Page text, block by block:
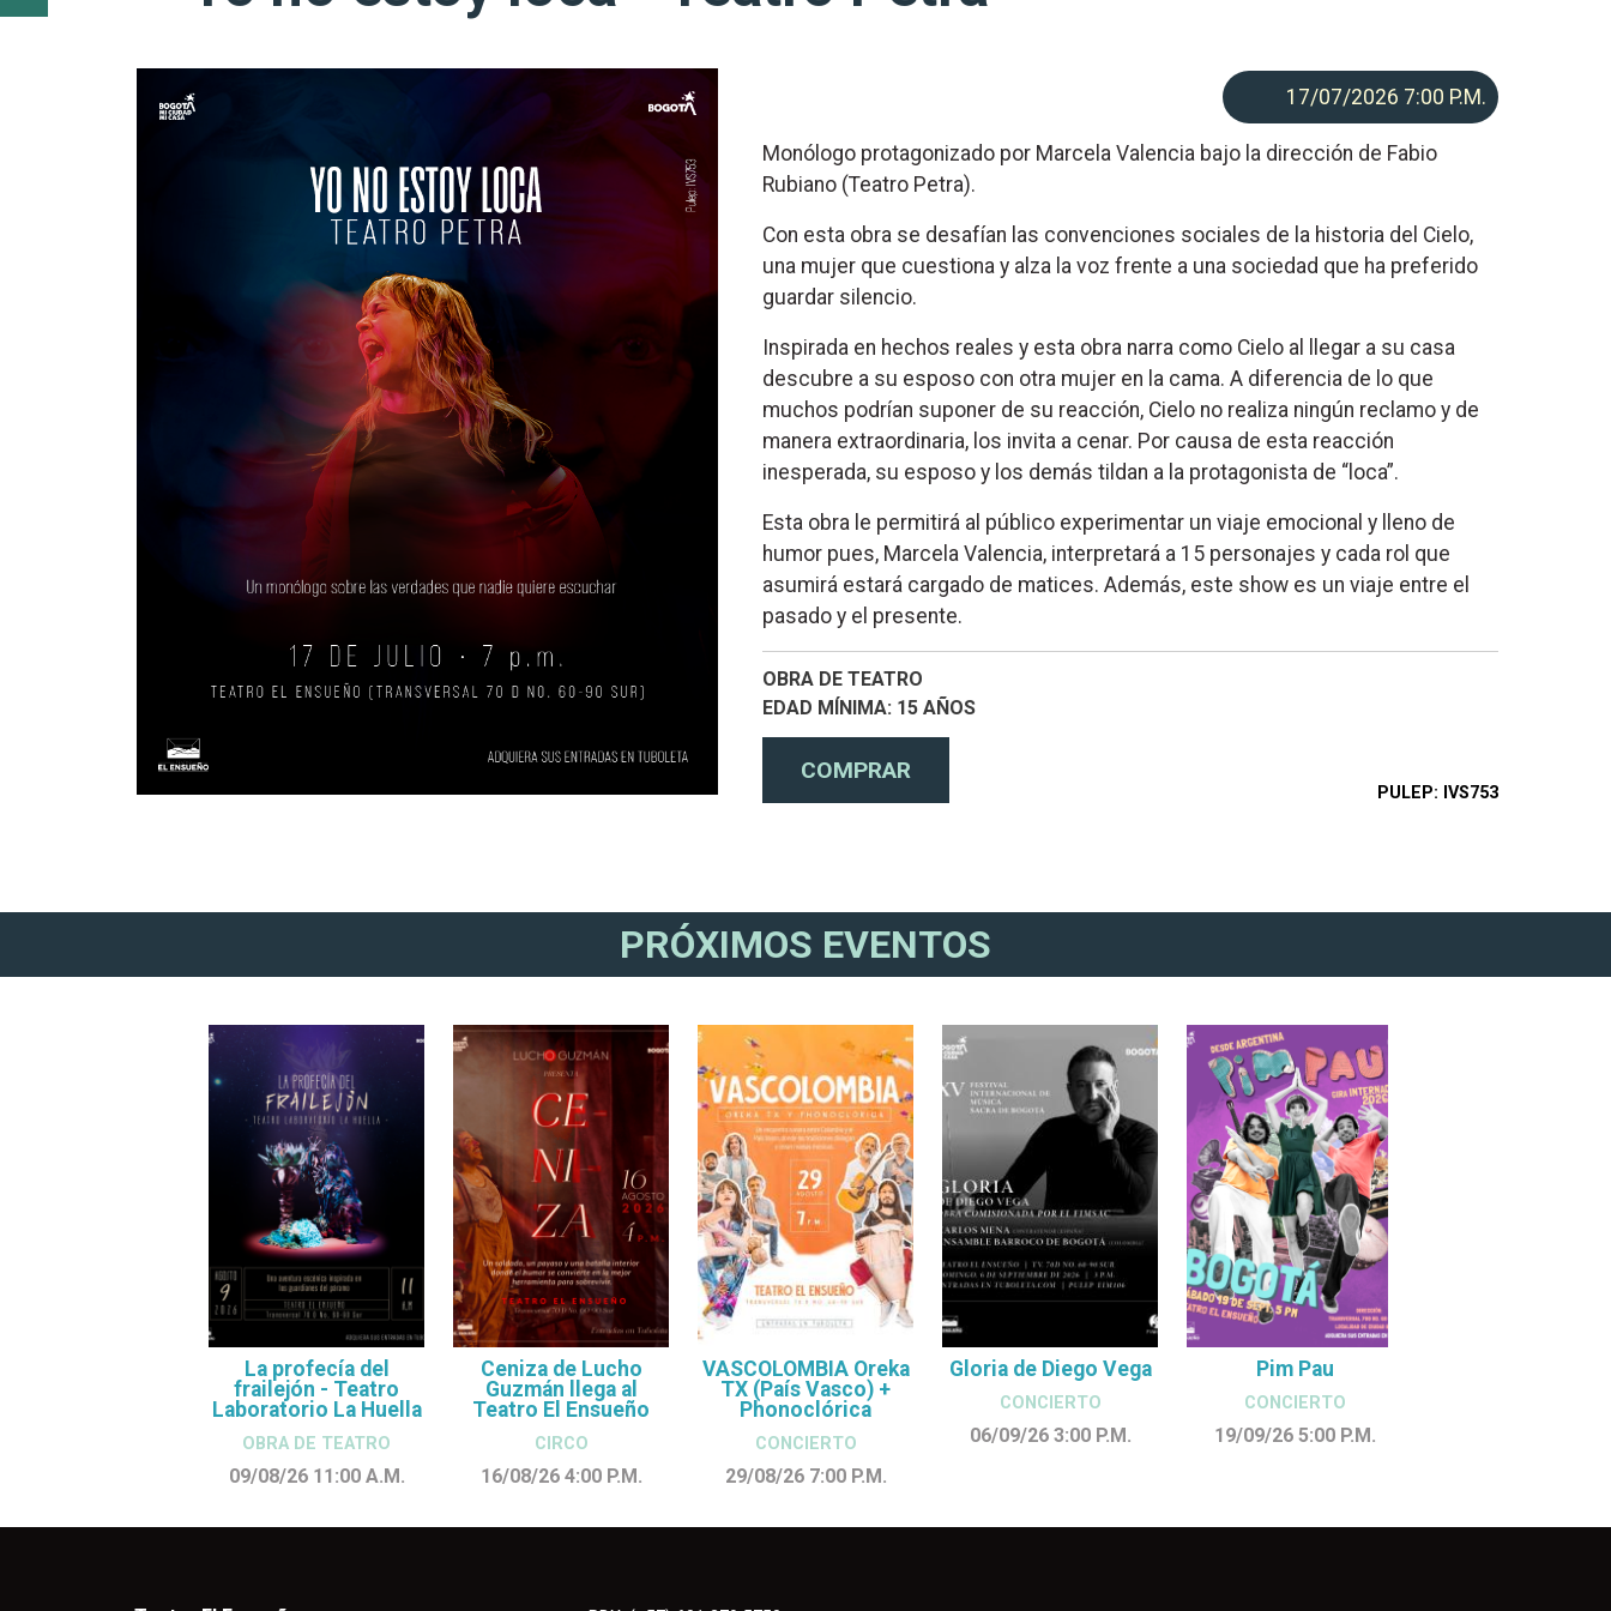
17/07/2026 7:00 P.M.
Monólogo protagonizado por Marcela Valencia bajo la dirección de Fabio
Rubiano (Teatro Petra).
Con esta obra se desafían las convenciones sociales de la historia del Cielo,
una mujer que cuestiona y alza la voz frente a una sociedad que ha preferido
guardar silencio.
Inspirada en hechos reales y esta obra narra como Cielo al llegar a su casa
descubre a su esposo con otra mujer en la cama. A diferencia de lo que
muchos podrían suponer de su reacción, Cielo no realiza ningún reclamo y de
manera extraordinaria, los invita a cenar. Por causa de esta reacción
inesperada, su esposo y los demás tildan a la protagonista de “loca”.
Esta obra le permitirá al público experimentar un viaje emocional y lleno de
humor pues, Marcela Valencia, interpretará a 15 personajes y cada rol que
asumirá estará cargado de matices. Además, este show es un viaje entre el
pasado y el presente.
OBRA DE TEATRO
EDAD MÍNIMA 15 AÑOS
PULEP IVS753
PRÓXIMOS EVENTOS
La profecía del
frailejón - Teatro
Laboratorio La Huella
OBRA DE TEATRO
09/08/26 11:00 A.M.
Ceniza de Lucho
Guzmán llega al
Teatro El Ensueño
CIRCO
16/08/26 4:00 P.M.
VASCOLOMBIA Oreka
TX (País Vasco) +
Phonoclórica
CONCIERTO
29/08/26 7:00 P.M.
Gloria de Diego Vega
CONCIERTO
06/09/26 3:00 P.M.
Pim Pau
CONCIERTO
19/09/26 5:00 P.M.